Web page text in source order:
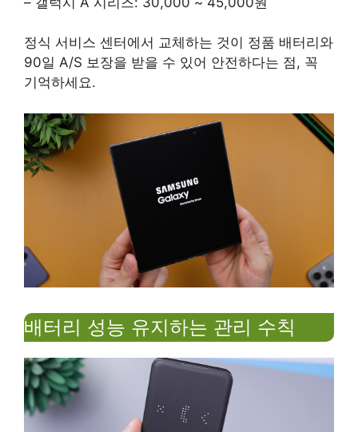
정식 서비스 센터에서 교체하는 것이 정품 배터리와
90일 A/S 보장을 받을 수 있어 안전하다는 점, 꼭
기억하세요.
배터리 성능 유지하는 관리 수칙